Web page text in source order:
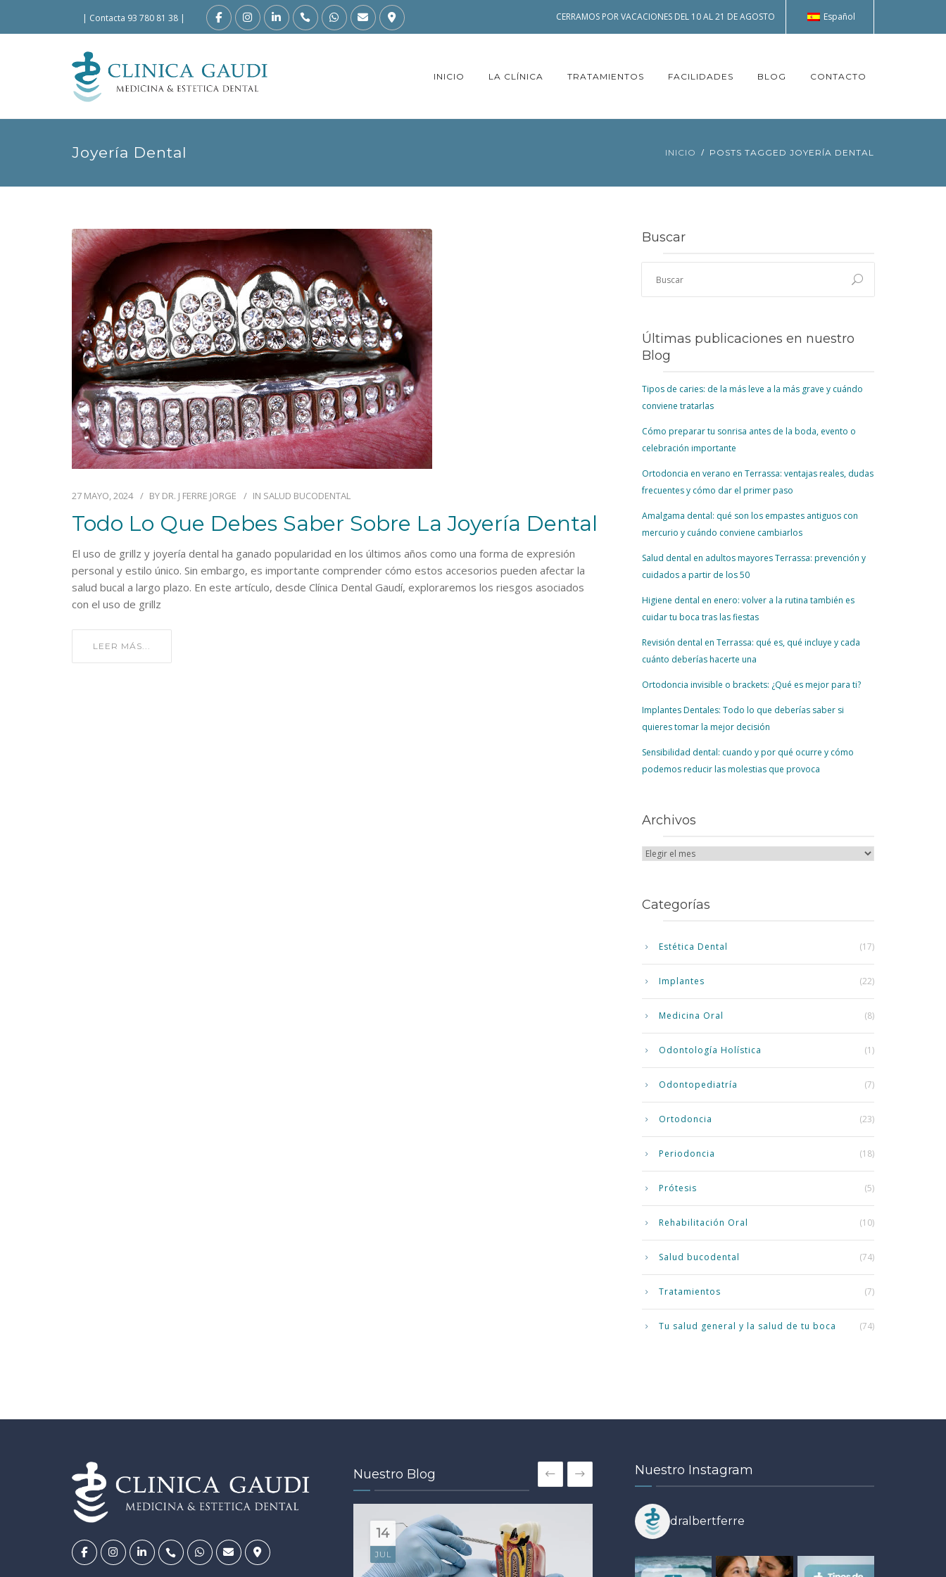
| Contacta 93 780 81 38 | CERRAMOS POR VACACIONES DEL 10 AL 21 DE AGOSTO Español
INICIO LA CLÍNICA TRATAMIENTOS FACILIDADES BLOG CONTACTO
Joyería Dental INICIO POSTS TAGGED JOYERÍA DENTAL
27 MAYO, 2024 BY DR. J FERRE JORGE IN SALUD BUCODENTAL
Todo Lo Que Debes Saber Sobre La Joyería Dental
El uso de grillz y joyería dental ha ganado popularidad en los últimos años como una forma de expresión
personal y estilo único. Sin embargo, es importante comprender cómo estos accesorios pueden afectar la
salud bucal a largo plazo. En este artículo, desde Clínica Dental Gaudí, exploraremos los riesgos asociados
con el uso de grillz
LEER MÁS...
Buscar
Últimas publicaciones en nuestro
Blog
Tipos de caries: de la más leve a la más grave y cuándo
conviene tratarlas
Cómo preparar tu sonrisa antes de la boda, evento o
celebración importante
Ortodoncia en verano en Terrassa: ventajas reales, dudas
frecuentes y cómo dar el primer paso
Amalgama dental: qué son los empastes antiguos con
mercurio y cuándo conviene cambiarlos
Salud dental en adultos mayores Terrassa: prevención y
cuidados a partir de los 50
Higiene dental en enero: volver a la rutina también es
cuidar tu boca tras las fiestas
Revisión dental en Terrassa: qué es, qué incluye y cada
cuánto deberías hacerte una
Ortodoncia invisible o brackets: ¿Qué es mejor para ti?
Implantes Dentales: Todo lo que deberías saber si
quieres tomar la mejor decisión
Sensibilidad dental: cuando y por qué ocurre y cómo
podemos reducir las molestias que provoca
Archivos
Categorías
Estética Dental (17)
Implantes (22)
Medicina Oral (8)
Odontología Holística (1)
Odontopediatría (7)
Ortodoncia (23)
Periodoncia (18)
Prótesis (5)
Rehabilitación Oral (10)
Salud bucodental (74)
Tratamientos (7)
Tu salud general y la salud de tu boca (74)
Nuestro Blog
JUL
18
JUN
19
MAY
ESTÉTICA DENTAL • ORTODONCIA
SALUD BUCODENTAL
Ortodoncia en verano en
Terrassa: ventajas reales, dudas
Nuestro Instagram
dralbertferre